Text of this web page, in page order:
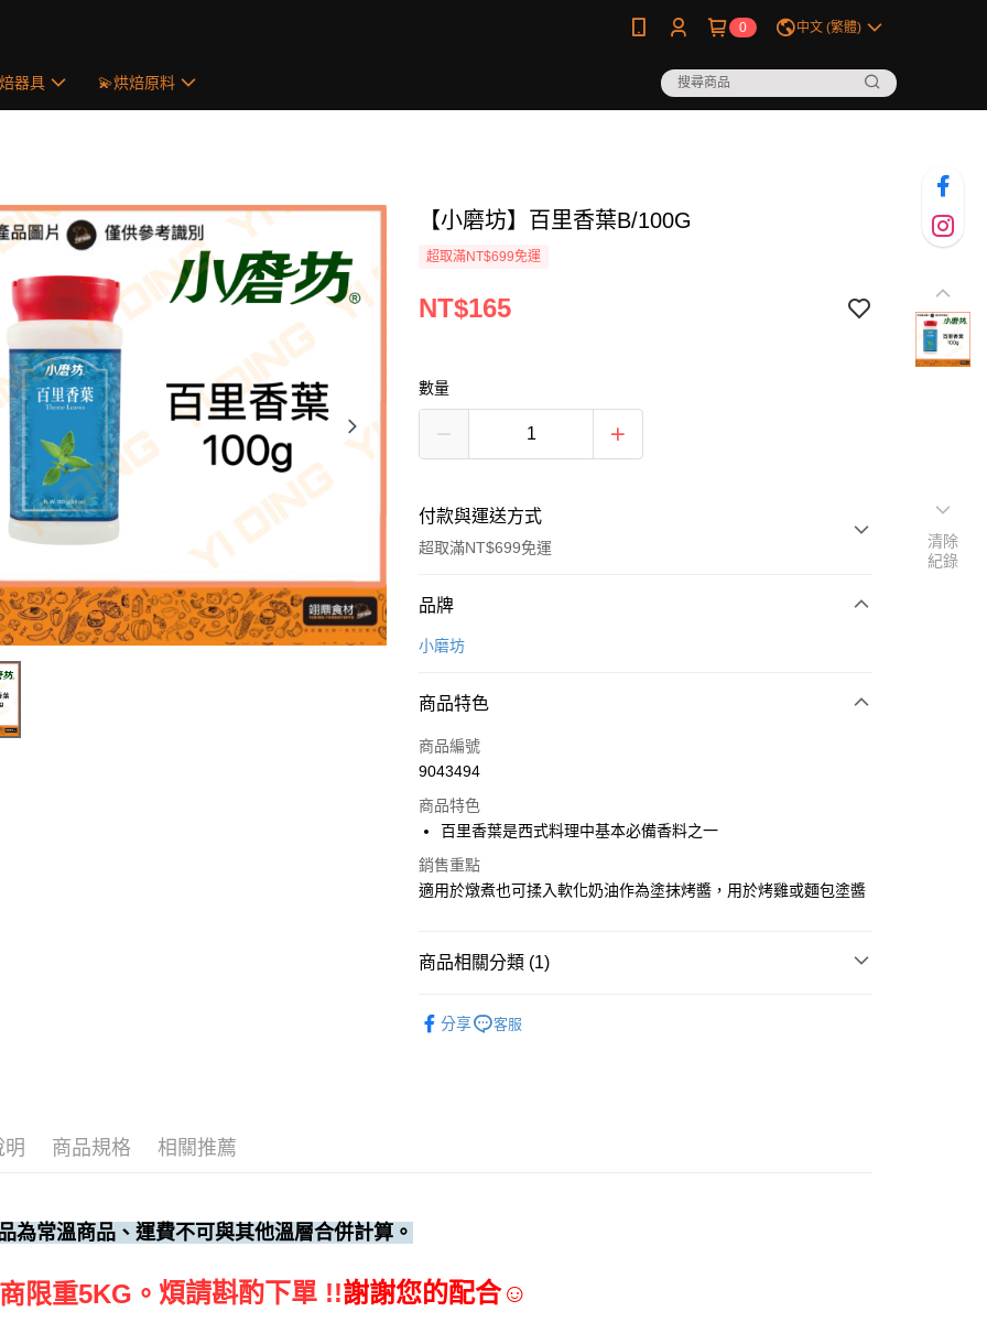
0 中文 (繁體)
器具 💫烘焙原料
【小磨坊】百里香葉B/100G
超取滿NT$699免運
NT$165
數量
付款與運送方式
超取滿NT$699免運
付款方式
信用卡一次付款
運送方式
• 付款後全家取貨
每筆NT$60，滿NT$699(含以上)免運費
• 付款後7-11取貨
每筆NT$60，滿NT$699(含以上)免運費
每筆NT$250
品牌
小磨坊
商品特色
商品編號
9043494
商品特色
百里香葉是西式料理中基本必備香料之一
銷售重點
適用於燉煮也可揉入軟化奶油作為塗抹烤醬，用於烤雞或麵包塗醬
商品相關分類 (1)
分享
客服
明 商品規格 相關推薦
為常溫商品、運費不可與其他溫層合併計算。
限重5KG。 煩請斟酌下單 !!謝謝您的配合☺
清除
紀錄